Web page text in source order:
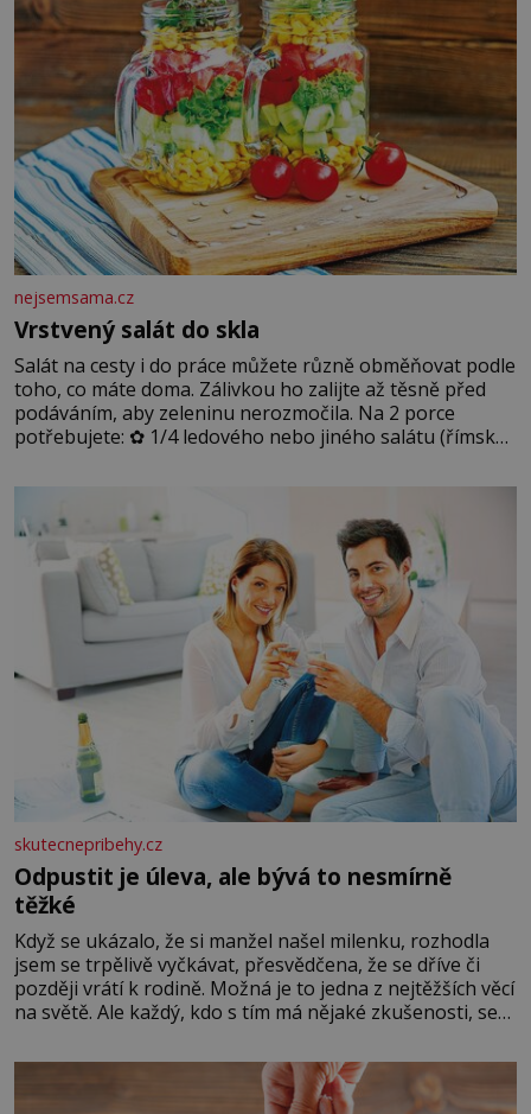
nejsemsama.cz
Vrstvený salát do skla
Salát na cesty i do práce můžete různě obměňovat podle
toho, co máte doma. Zálivkou ho zalijte až těsně před
podáváním, aby zeleninu nerozmočila. Na 2 porce
potřebujete: ✿ 1/4 ledového nebo jiného salátu (římský
okurky ✿ 2 rajčata Zálivka: ✿ 4 lžíce olivového oleje ✿ 1
lžíci citronové šťávy ✿ ½ stroužku
skutecnepribehy.cz
Odpustit je úleva, ale bývá to nesmírně
těžké
Když se ukázalo, že si manžel našel milenku, rozhodla
jsem se trpělivě vyčkávat, přesvědčena, že se dříve či
později vrátí k rodině. Možná je to jedna z nejtěžších věcí
na světě. Ale každý, kdo s tím má nějaké zkušenosti, se
Když se ke mně doneslo, že si manžel pořídil milenku,